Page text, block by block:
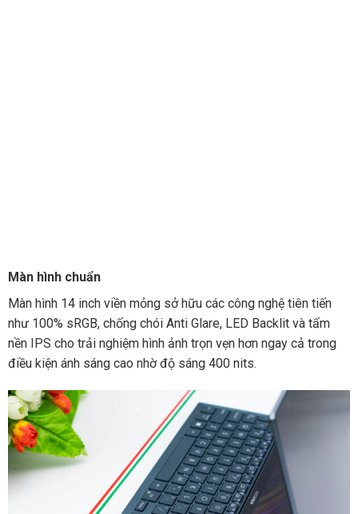
Màn hình chuẩn
Màn hình 14 inch viền mỏng sở hữu các công nghệ tiên tiến
như 100% sRGB, chống chói Anti Glare, LED Backlit và tấm
nền IPS cho trải nghiệm hình ảnh trọn vẹn hơn ngay cả trong
điều kiện ánh sáng cao nhờ độ sáng 400 nits.